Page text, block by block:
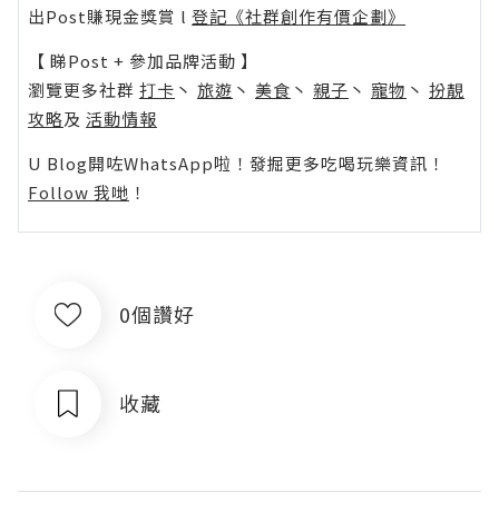
出Post賺現金獎賞 l 登記《社群創作有價企劃》
【 睇Post + 參加品牌活動 】
瀏覽更多社群 打卡 丶 旅遊 丶 美食 丶 親子 丶 寵物 丶 扮靚
攻略及 活動情報
U Blog開咗WhatsApp啦！發掘更多吃喝玩樂資訊！
Follow 我哋 ！
0個讚好
收藏